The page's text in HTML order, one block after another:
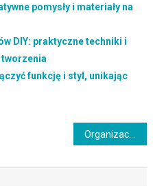
pomysły i materiały na
DIY: praktyczne techniki i
funkcję i styl, unikając
Organizacja szafy w małym mieszkaniu: jak zaplanować funkcjonalną i estetyczną przestrzeń przechowywania